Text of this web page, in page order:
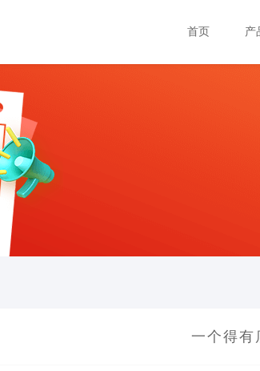
首页 产
一个得有